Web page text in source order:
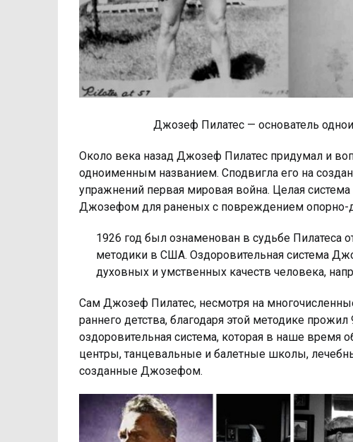
Джозеф Пилатес — основатель
Около века назад Джозеф Пилатес придумал и
одноименным названием. Сподвигла его на
упражнений первая мировая война. Целая
Джозефом для раненых с повреждением опорно-
1926 год был ознаменован в судьбе
методики в США. Оздоровительная система
духовных и умственных качеств человека,
Сам Джозеф Пилатес, несмотря на
раннего детства, благодаря этой методике
оздоровительная система, которая в наше время
центры, танцевальные и балетные школы,
созданные Джозефом.